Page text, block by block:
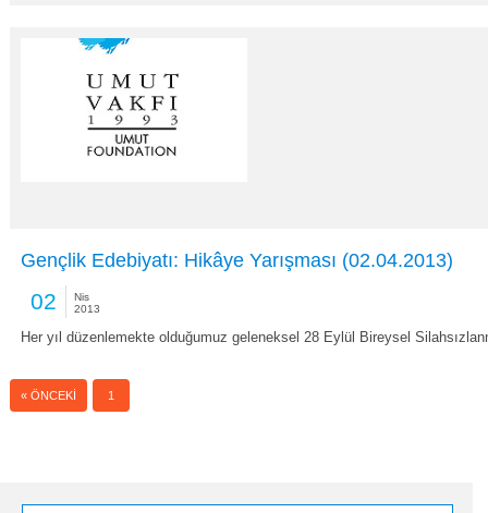
Gençlik Edebiyatı: Hikâye Yarışması (02.04.2013)
02
Nis
2013
Her yıl düzenlemekte olduğumuz geleneksel 28 Eylül Bireysel
« ÖNCEKI 1